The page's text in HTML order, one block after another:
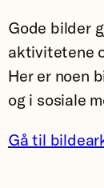
Gode bilder
aktivitetene
Her er noen
og i sosiale
Gå til